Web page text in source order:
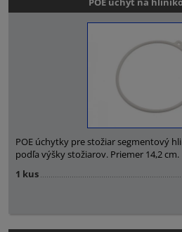
POE úchytky pre stožiar segmentový
podľa výšky stožiarov. Priemer 14,2 cm.
1 kus